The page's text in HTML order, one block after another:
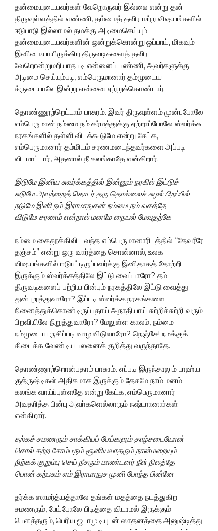
தன்மையுடையவர்கள் வேறொருவர் இல்லை என்று தன்
திருவுள்ளத்தில் எண்ணி, தம்மைத் தவிர மற்ற விஷயங்களில்
ஈடுபாடு இல்லாமல் தமக்கு அடிமைசெய்யும்
தன்மையுடையவர்களின் ஒன்றுக்கொன்று ஒப்பாய், மிகவும்
இனிமையாயிருக்கிற திருவடிகளைத் தவிர
வேறொன்றுமறியாதபடி என்னைப் பண்ணி, அவர்களுக்கு
அடிமை செய்யும்படி, எம்பெருமானார் தம்முடைய
க்ருபையாலே இன்று என்னை ஏற்றுக்கொண்டார்.
தொண்ணூற்றெட்டாம் பாசுரம். இவர் திருவுள்ளம் முன்புபோலே
எம்பெருமான் நம்மை நம் கர்மத்துக்கு ஏற்றாப்போலே ஸ்வர்க்க
நரகங்களில் தள்ளி விடக்கூடுமே என்று கேட்க,
எம்பெருமானார் தம்மிடம் சரணமடைந்தவர்களை அப்படி
விடமாட்டார், அதனால் நீ கலங்காதே என்கிறார்.
இடுமே இனிய சுவர்க்கத்தில் இன்னும் நரகில் இட்டுச்
சுடுமே அவற்றைத் தொடர் தரு தொல்லைச் சுழல் பிறப்பில்
நடுமே இனி நம் இராமாநுசன் நம்மை நம் வசத்தே
விடுமே சரணம் என்றால் மனமே நையல் மேவுதற்கே
நம்மை கைதூக்கிவிட வந்த எம்பெருமானாரிடத்தில் “தேவரீரே
தஞ்சம்” என்று ஒரு வார்த்தை சொன்னால், உலக
விஷயங்களில் ஈடுபட்டிருப்பவர்க்கு இனிதாகத் தோற்றி
இருக்கும் ஸ்வர்க்கத்திலே இட்டு வைப்பாரோ? தம்
திருவடிகளைப் பற்றிய பின்பும் நரகத்திலே இட்டு வைத்து
துன்புறுத்துவாரோ? இப்படி ஸ்வர்க்க நரகங்களை
நினைத்துக்கொண்டிருப்பதாய் அநாதியாய் சுற்றிச்சுற்றி வரும்
பிறவியிலே நிறுத்துவாரோ? மேலுள்ள காலம், நம்மை
நம்முடைய ருசிப்படி வாழ விடுவாரோ? நெஞ்சே! நமக்குக்
கிடைக்க வேண்டிய பலனைக் குறித்து வருந்தாதே.
தொண்ணூற்றொன்பதாம் பாசுரம். எப்படி இருந்தாலும் பாஹ்ய
குத்ருஷ்டிகள் அதிகமாக இருக்கும் தேசமே நாம் மனம்
கலங்க வாய்ப்புள்ளதே என்று கேட்க, எம்பெருமானார்
அவதரித்த பின்பு அவர்களெல்லாரும் நஷ்டரானார்கள்
என்கிறார்.
தற்கச் சமணரும் சாக்கியப் பேய்களும் தாழ்சடையோன்
சொல் கற்ற சோம்பரும் சூனியவாதரும் நான்மறையும்
நிற்கக் குறும்பு செய் நீசரும் மாண்டனர் நீள் நிலத்தே
பொன் கற்பகம் எம் இராமாநுச முனி போந்த பின்னே
தர்க்க ஸாமர்த்யத்தாலே தங்கள் மதத்தை நடத்துகிற
சமணரும், பேய்போலே பிடித்தை விடாமல் இருக்கும்
பௌத்தரும், பெரிய ஜடாமுடியுடன் ஸாதனத்தை அனுஷ்டித்து